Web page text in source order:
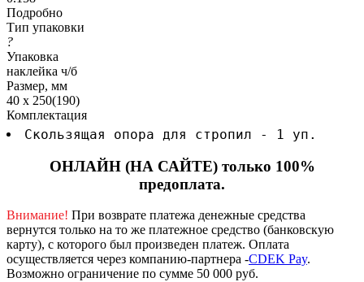
Подробно
Тип упаковки
?
Упаковка
наклейка ч/б
Размер, мм
40 х 250(190)
Комплектация
Скользящая опора для стропил - 1 уп.
ОНЛАЙН (НА САЙТЕ) только 100%
предоплата.
Внимание! При возврате платежа денежные средства
вернутся только на то же платежное средство (банковскую
карту), с которого был произведен платеж. Оплата
осуществляется через компанию-партнера -CDEK Pay.
Возможно ограничение по сумме 50 000 руб.